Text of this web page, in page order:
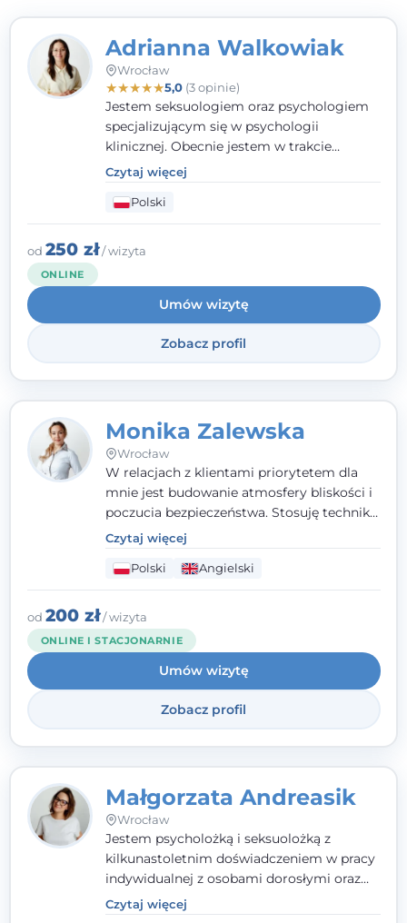
Adrianna Walkowiak
Wrocław
★★★★★5,0(3 opinie)
Jestem seksuologiem oraz psychologiem
specjalizującym się w psychologii
klinicznej. Obecnie jestem w trakcie
szkolenia na psychoterapeutę
systemowego. Posiadam status członka
nadzwyczajnego Wielkopolskiego
TowarzystwaTerapii Systemowejoraz
należę do Polskiego Towarzystwa
pierwszym miejscu stawiam budowanie
atmosfery bezpieczeństwa i zrozumienia w
relacjach z Klientami. Istotna dla nie jest
również koncentracja na dostępnych
zasobach.
Czytaj więcej
Polski
od 250 zł/ wizyta
ONLINE
Umów wizytę
Zobacz profil
Monika Zalewska
Wrocław
W relacjach z klientami priorytetem dla
mnie jest budowanie atmosfery bliskości i
poczucia bezpieczeństwa. Stosuję techniki
poznawczo-behawioralne oraz metody,
które koncentrują się na rozwiązaniach
(TSR). Te polegają na osiąganiu
zamierzonych celów (doprowadzeniu do
rozwiązania trudnych sytuacji) poprzez
identyfikowanie i wzmacnianie zasobów
oraz mocnych stron klienta. W swojej
pracy korzystam także z metod dialogu
motywacyjnego itreningu uważności.
Czytaj więcej
Polski Angielski
od 200 zł/ wizyta
ONLINE I STACJONARNIE
Umów wizytę
Zobacz profil
Małgorzata Andreasik
Wrocław
Jestem psycholożką i seksuolożką z
kilkunastoletnim doświadczeniem w pracy
indywidualnej z osobami dorosłymi oraz
parami. Specjalizuję się w obszarze zdrowia
seksualnego, żałoby, kryzysów życiowych i
Czytaj więcej